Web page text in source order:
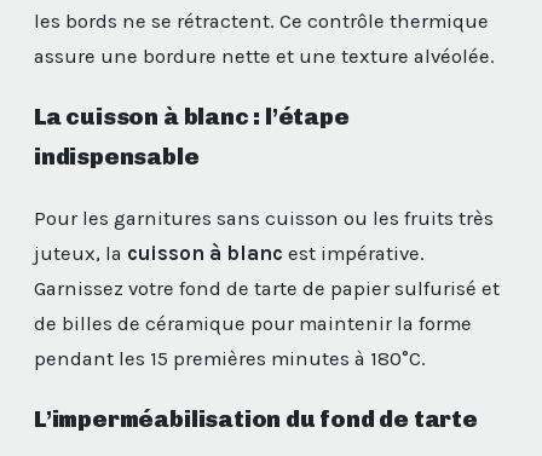
les bords ne se rétractent. Ce contrôle thermique
assure une bordure nette et une texture alvéolée.
La cuisson à blanc : l’étape
indispensable
Pour les garnitures sans cuisson ou les fruits très
juteux, la cuisson à blanc est impérative.
Garnissez votre fond de tarte de papier sulfurisé et
de billes de céramique pour maintenir la forme
pendant les 15 premières minutes à 180°C.
L’imperméabilisation du fond de tarte